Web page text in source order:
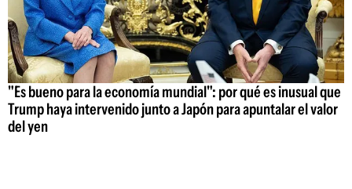
"Es bueno para la economía mundial": por qué es inusual que
Trump haya intervenido junto a Japón para apuntalar el valor
del yen